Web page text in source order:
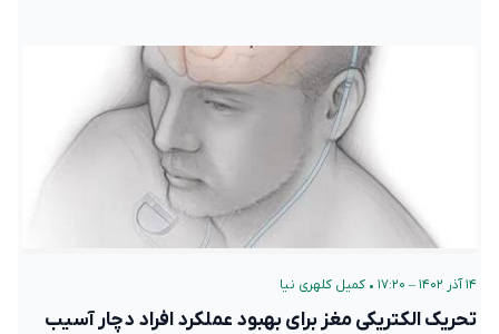
۱۴ آذر ۱۴۰۲ – ۱۷:۲۰ • کمیل کلهری نیا
تحریک الکتریکی مغز برای بهبود عملکرد افراد دچار آسیب